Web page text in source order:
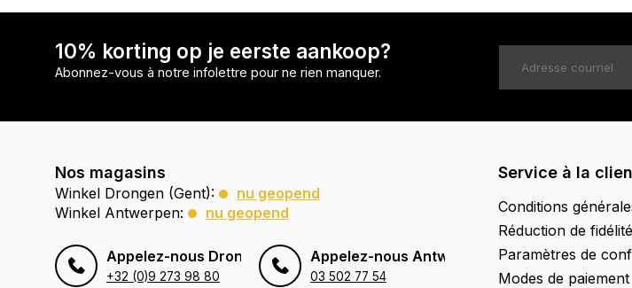
10% korting op je eerste aankoop?
Abonnez-vous à notre infolettre pour ne rien manquer.
Nos magasins
Winkel Drongen (Gent):
nu geopend
Winkel Antwerpen:
nu geopend
Appelez-nous Drongen (Gent)
+32 (0)9 273 98 80
Appelez-nous Antwerpen
03 502 77 54
Service à la
Conditions
Réduction de
Paramètres de
Modes de paiement